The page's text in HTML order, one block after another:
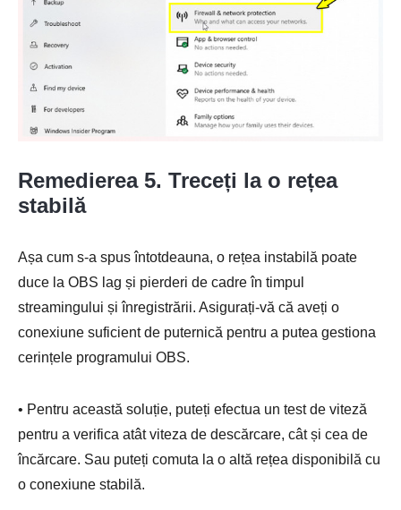
Remedierea 5. Treceți la o rețea
stabilă
Așa cum s-a spus întotdeauna, o rețea instabilă poate
duce la OBS lag și pierderi de cadre în timpul
streamingului și înregistrării. Asigurați-vă că aveți o
conexiune suficient de puternică pentru a putea gestiona
cerințele programului OBS.
• Pentru această soluție, puteți efectua un test de viteză
pentru a verifica atât viteza de descărcare, cât și cea de
încărcare. Sau puteți comuta la o altă rețea disponibilă cu
o conexiune stabilă.